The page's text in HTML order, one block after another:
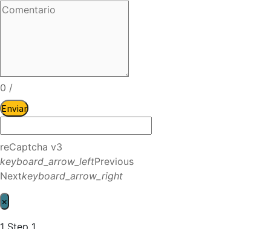
0 /
Enviar
reCaptcha v3
keyboard_arrow_leftPrevious
Nextkeyboard_arrow_right
×
1 Step 1